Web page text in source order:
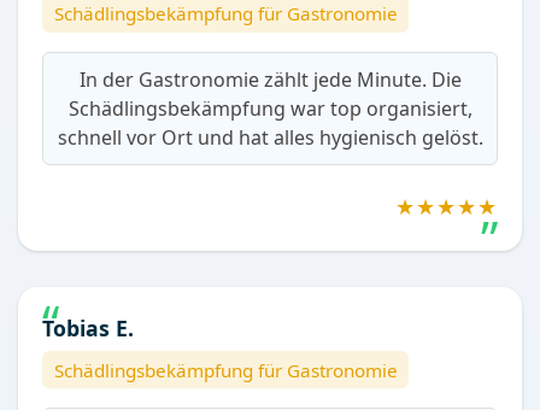
Schädlingsbekämpfung für Gastronomie
In der Gastronomie zählt jede Minute. Die
Schädlingsbekämpfung war top organisiert,
schnell vor Ort und hat alles hygienisch gelöst.
★★★★★
Tobias E.
Schädlingsbekämpfung für Gastronomie